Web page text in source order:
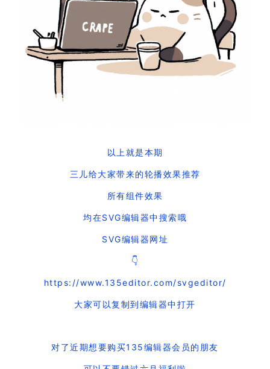
以上就是本期
三儿给大家带来的轮播效果推荐
所有组件效果
均在SVG编辑器中搜索哦
SVG编辑器网址
👇
https://www.135editor.com/svgeditor/
大家可以复制到编辑器中打开
对了近期想要购买135编辑器会员的朋友